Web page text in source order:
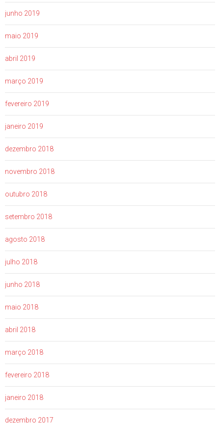
junho 2019
maio 2019
abril 2019
março 2019
fevereiro 2019
janeiro 2019
dezembro 2018
novembro 2018
outubro 2018
setembro 2018
agosto 2018
julho 2018
junho 2018
maio 2018
abril 2018
março 2018
fevereiro 2018
janeiro 2018
dezembro 2017